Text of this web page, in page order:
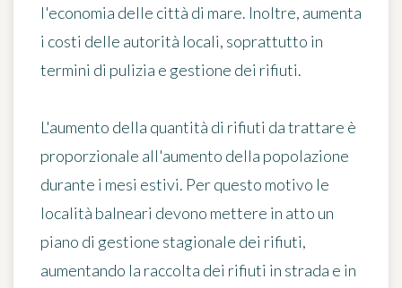
l'economia delle città di mare. Inoltre, aumenta
i costi delle autorità locali, soprattutto in
termini di pulizia e gestione dei rifiuti.
L'aumento della quantità di rifiuti da trattare è
proporzionale all'aumento della popolazione
durante i mesi estivi. Per questo motivo le
località balneari devono mettere in atto un
piano di gestione stagionale dei rifiuti,
aumentando la raccolta dei rifiuti in strada e in